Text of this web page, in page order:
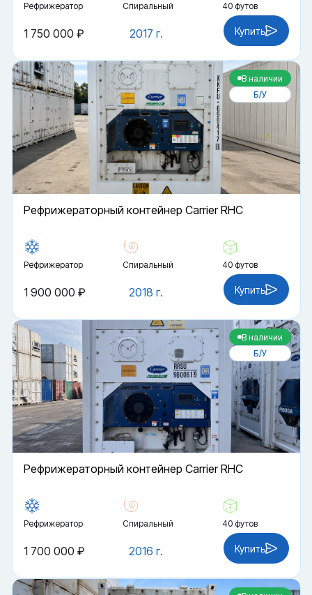
Рефрижератор Спиральный 40 футов
2017 г.
1 750 000 ₽ Купить
В наличии
Б/У
Рефрижераторный контейнер Carrier RHC
Рефрижератор Спиральный 40 футов
2018 г.
1 900 000 ₽ Купить
В наличии
Б/У
Рефрижераторный контейнер Carrier RHC
Рефрижератор Спиральный 40 футов
2016 г.
1 700 000 ₽ Купить